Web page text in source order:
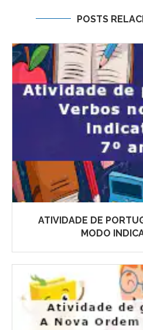
POSTS
ATIVIDADE DE
MODO